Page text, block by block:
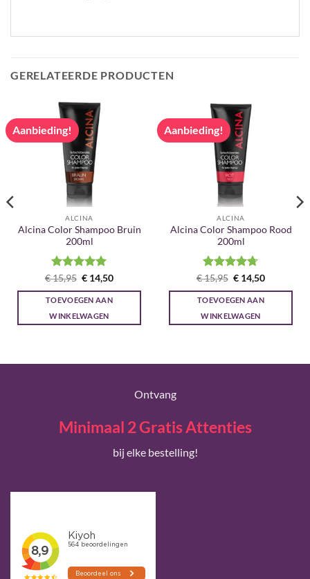
GERELATEERDE PRODUCTEN
Aanbieding!
ALCINA
Alcina Color Shampoo Bruin
200ml
Gewaardeerd
5uit 5
€15,95 Oorspronkelijke
prijs
was:
€ 15,95.
€ 14,50Huidige
is:
TOEVOEGEN AAN
WINKELWAGEN
Aanbieding!
ALCINA
Alcina Color Shampoo Rood
200ml
Gewaardeerd
4.67uit 5
€15,95 Oorspronkelijke
prijs
was:
€ 15,95.
€ 14,50Huidige
is:
TOEVOEGEN AAN
WINKELWAGEN
Ontvang
Minimaal 2 Gratis Attenties
bij elke bestelling!